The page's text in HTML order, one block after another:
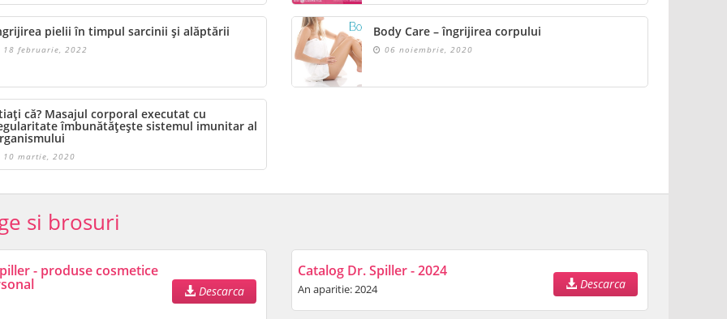
pielii în timpul sarcinii și alăptării
18 februarie, 2022
Body Care – îngrijirea corpului
06 noiembrie, 2020
că? Masajul corporal executat cu
îmbunătățește sistemul imunitar al
10 martie, 2020
si brosuri
- produse cosmetice
Descarca
Catalog Dr. Spiller - 2024
An aparitie: 2024 Descarca